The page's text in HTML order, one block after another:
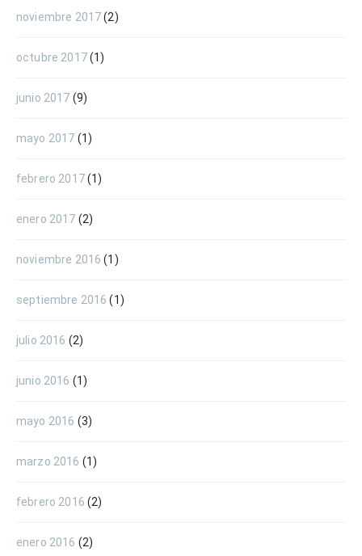
noviembre 2017(2)
octubre 2017(1)
junio 2017 (9)
mayo 2017 (1)
febrero 2017(1)
enero 2017 (2)
noviembre 2016 (1)
septiembre 2016 (1)
julio 2016 (2)
junio 2016 (1)
mayo 2016 (3)
marzo 2016 (1)
febrero 2016 (2)
enero 2016 (2)